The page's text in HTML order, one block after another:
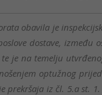
obavila je
dostave, između
je na temelju
optužnog
prekršaja iz čl. 5.a st.